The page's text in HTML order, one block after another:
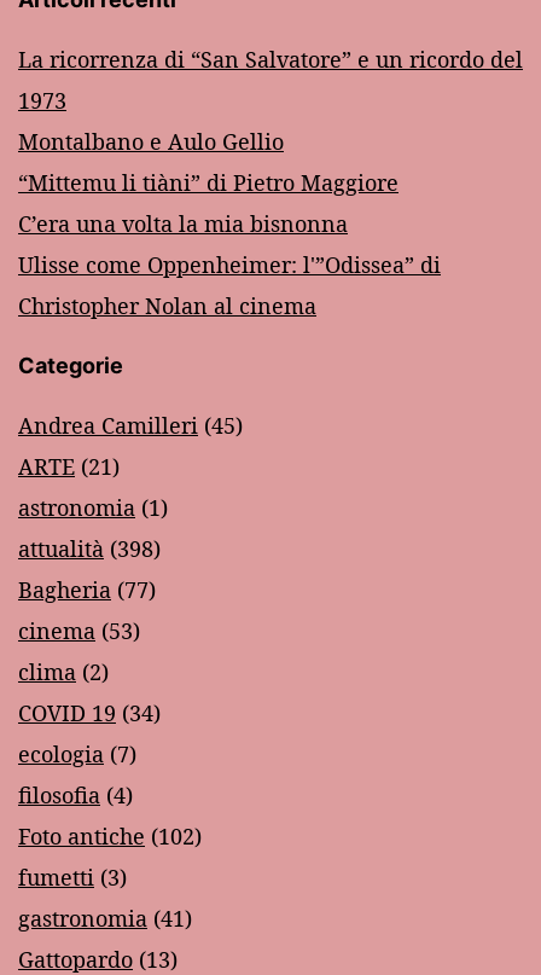
La ricorrenza di “San Salvatore” e un ricordo del
1973
Montalbano e Aulo Gellio
“Mittemu li tiàni” di Pietro Maggiore
C’era una volta la mia bisnonna
Ulisse come Oppenheimer: l'”Odissea” di
Christopher Nolan al cinema
Categorie
Andrea Camilleri (45)
ARTE (21)
astronomia (1)
attualità (398)
Bagheria (77)
cinema (53)
clima (2)
COVID 19 (34)
ecologia (7)
filosofia (4)
Foto antiche (102)
fumetti (3)
gastronomia (41)
Gattopardo (13)